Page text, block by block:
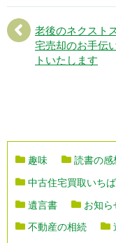
老後のネクスト
宅売却のお手伝
トいたします
趣味 読書の感
中古住宅買取いちば
遺言書
お知ら
不動産の相続